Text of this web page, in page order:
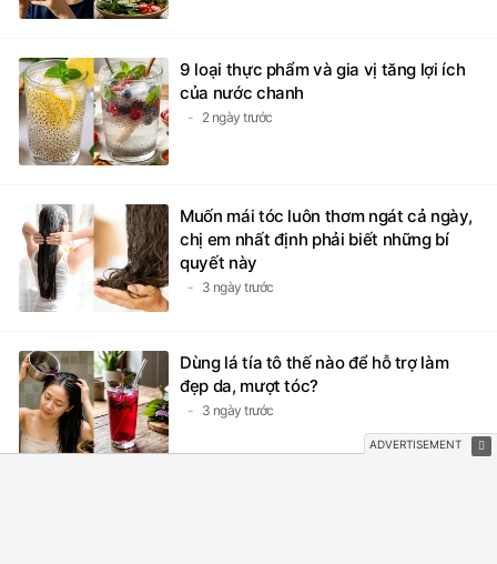
9 loại thực phẩm và gia vị tăng lợi ích
của nước chanh
2 ngày trước
Muốn mái tóc luôn thơm ngát cả ngày,
chị em nhất định phải biết những bí
quyết này
3 ngày trước
Dùng lá tía tô thế nào để hỗ trợ làm
đẹp da, mượt tóc?
3 ngày trước